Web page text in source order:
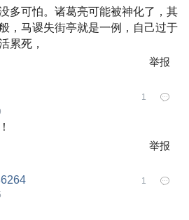
多可怕。诸葛亮可能被神化了，其
，马谡失街亭就是一例，自己过于
累死，
举报
1
举报
1